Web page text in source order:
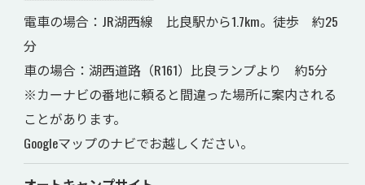
電車の場合：JR湖西線 比良駅から1.7km。徒歩 約25
分
車の場合：湖西道路（R161）比良ランプより 約5分
※カーナビの番地に頼ると間違った場所に案内される
ことがあります。
Googleマップのナビでお越しください。